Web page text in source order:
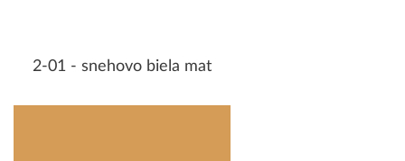
2-01 - snehovo biela mat